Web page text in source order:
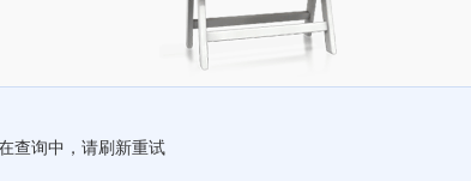
查询中，请刷新重试